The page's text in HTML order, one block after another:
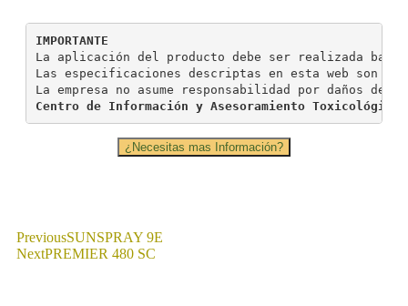
IMPORTANTE
La aplicación del producto debe ser realizada
Las especificaciones descriptas en esta web son
La empresa no asume responsabilidad por daños
Centro de Información y Asesoramiento
¿Necesitas mas Información?
PreviousSUNSPRAY 9E
NextPREMIER 480 SC